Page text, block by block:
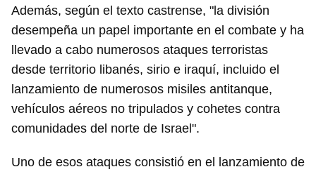
Además, según el texto castrense, "la división
desempeña un papel importante en el combate y ha
llevado a cabo numerosos ataques terroristas
desde territorio libanés, sirio e iraquí, incluido el
lanzamiento de numerosos misiles antitanque,
vehículos aéreos no tripulados y cohetes contra
comunidades del norte de Israel".
Uno de esos ataques consistió en el lanzamiento de